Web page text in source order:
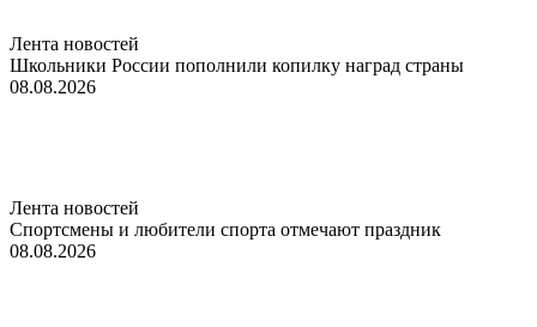
Лента новостей
Школьники России пополнили копилку наград страны
08.08.2026
Лента новостей
Спортсмены и любители спорта отмечают праздник
08.08.2026